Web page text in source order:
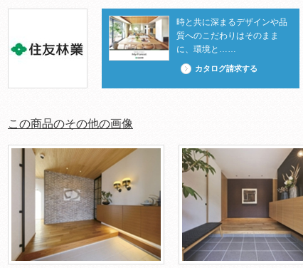
時と共に深まるデザインや品
質へのこだわりはそのまま
に、環境と……
カタログ請求する
この商品のその他の画像